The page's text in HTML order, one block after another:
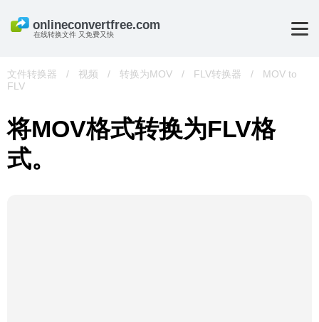
在线转换文件 又免费又快
文件转换器 / 视频 / 转换为MOV / FLV转换器 /
MOV to
FLV
将MOV格式转换为FLV格
式。